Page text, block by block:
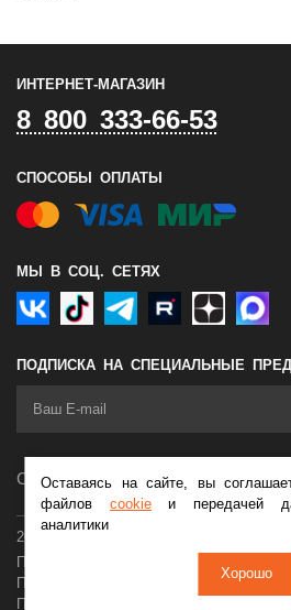
ИНТЕРНЕТ-МАГАЗИН
8 800 333-66-53
СПОСОБЫ ОПЛАТЫ
МЫ В СОЦ. СЕТЯХ
ПОДПИСКА НА СПЕЦИАЛЬНЫЕ
Сделано в
2026 © Мотосалон Байк Ленд
Оставаясь на сайте, вы
файлов cookieи передачей
аналитики
Хорошо